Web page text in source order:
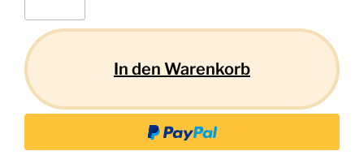
Menge
In den Warenkorb